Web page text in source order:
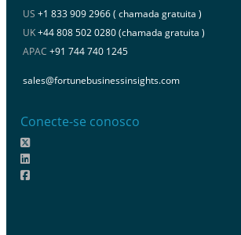
US +1 833 909 2966 ( chamada gratuita )
UK+44 808 502 0280 (chamada gratuita )
APAC +91 744 740 1245
sales@fortunebusinessinsights.com
Conecte-se conosco